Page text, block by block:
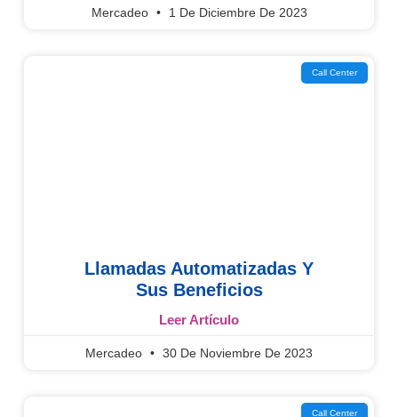
Mercadeo 1 De Diciembre De 2023
Call Center
Llamadas Automatizadas Y
Sus Beneficios
Leer Artículo
Mercadeo 30 De Noviembre De 2023
Call Center